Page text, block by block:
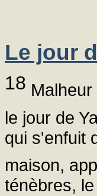
Le jour
18
le jour de
qui s'enfuit
maison,
ténèbres,